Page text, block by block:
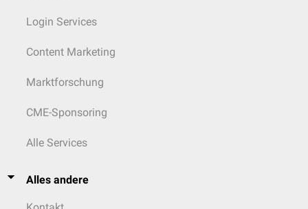
Login Services
Content Marketing
Marktforschung
CME-Sponsoring
Alle Services
Alles andere